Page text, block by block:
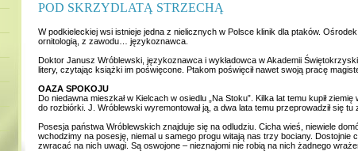
POD SKRZYDLATĄ STRZECHĄ
W podkieleckiej wsi istnieje jedna z nielicznych w Polsce klinik dla ptaków.
ornitologią, z zawodu… językoznawca.
Doktor Janusz Wróblewski, językoznawca i wykładowca w Akademii
litery, czytając książki im poświęcone. Ptakom poświęcił nawet swoją pracę
OAZA SPOKOJU
Do niedawna mieszkał w Kielcach w osiedlu „Na Stoku”. Kilka lat temu kupił
do rozbiórki. J. Wróblewski wyremontował ją, a dwa lata temu przeprowadził się tu
Posesja państwa Wróblewskich znajduje się na odludziu. Cicha wieś, niewiele
wchodzimy na posesję, niemal u samego progu witają nas trzy bociany. Dostojnie
zwracać na nich uwagi. Są oswojone – nieznajomi nie robią na nich żadnego